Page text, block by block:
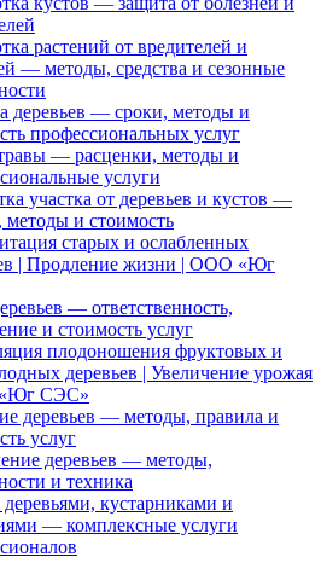
растений от вредителей и
— методы, средства и сезонные
деревьев — сроки, методы и
профессиональных услуг
— расценки, методы и
услуги
участка от деревьев и кустов —
методы и стоимость
старых и ослабленных
| Продление жизни | ООО «Юг
— ответственность,
и стоимость услуг
плодоношения фруктовых и
деревьев | Увеличение урожая
СЭС»
деревьев — методы, правила и
услуг
деревьев — методы,
и техника
деревьями, кустарниками и
— комплексные услуги